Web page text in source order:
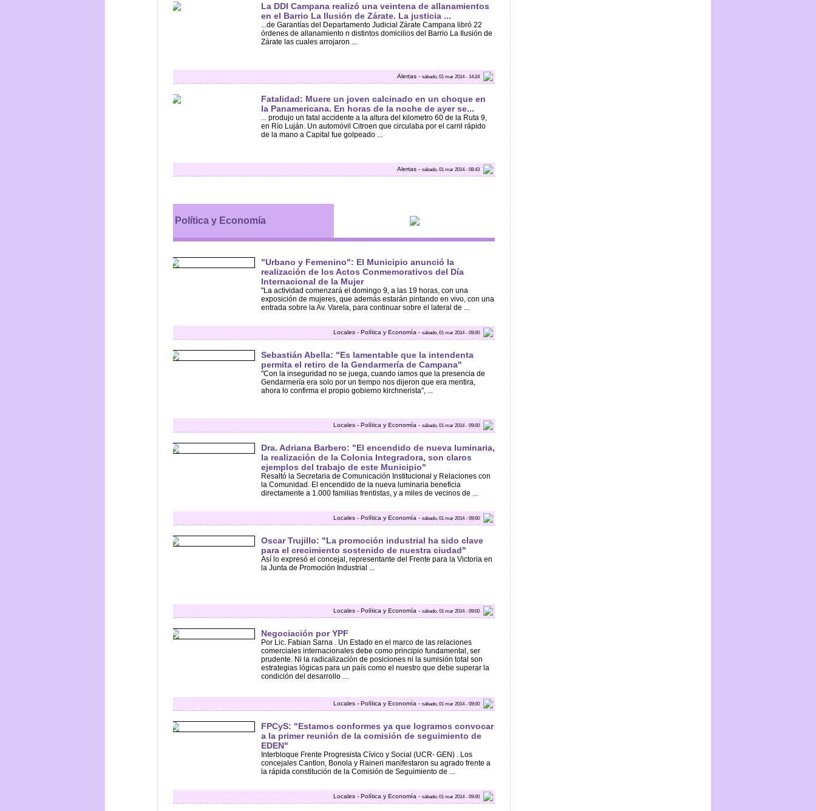
La DDI Campana realizó una veintena de allanamientos
en el Barrio La Ilusión de Zárate. La justicia ...
...de Garantías del Departamento Judicial Zárate Campana libró 22
órdenes de allanamiento n distintos domicilios del Barrio La Ilusión de
Zárate las cuales arrojaron ...
Alertas - sábado, 01 mar 2014 - 14:24
Fatalidad: Muere un joven calcinado en un choque en
la Panamericana. En horas de la noche de ayer se...
... produjo un fatal accidente a la altura del kilometro 60 de la Ruta 9,
en Río Luján. Un automóvil Citroen que circulaba por el carril rápido
de la mano a Capital fue golpeado ...
Alertas - sábado, 01 mar 2014 - 08:43
Política y Economía
"Urbano y Femenino": El Municipio anunció la
realización de los Actos Conmemorativos del Día
Internacional de la Mujer
"La actividad comenzará el domingo 9, a las 19 horas, con una
exposición de mujeres, que además estarán pintando en vivo, con una
entrada sobre la Av. Varela, para continuar sobre el lateral de ...
Locales - Política y Economía - sábado, 01 mar 2014 - 09:00
Sebastián Abella: "Es lamentable que la intendenta
permita el retiro de la Gendarmería de Campana"
"Con la inseguridad no se juega, cuando iamos que la presencia de
Gendarmería era solo por un tiempo nos dijeron que era mentira,
ahora lo confirma el propio gobierno kirchnerista", ...
Locales - Política y Economía - sábado, 01 mar 2014 - 09:00
Dra. Adriana Barbero: "El encendido de nueva luminaria,
la realización de la Colonia Integradora, son claros
ejemplos del trabajo de este Municipio"
Resaltó la Secretaria de Comunicación Institucional y Relaciones con
la Comunidad. El encendido de la nueva luminaria beneficia
directamente a 1.000 familias frentistas, y a miles de vecinos de ...
Locales - Política y Economía - sábado, 01 mar 2014 - 09:00
Oscar Trujillo: "La promoción industrial ha sido clave
para el crecimiento sostenido de nuestra ciudad"
Así lo expresó el concejal, representante del Frente para la Victoria en
la Junta de Promoción Industrial ...
Locales - Política y Economía - sábado, 01 mar 2014 - 09:00
Negociación por YPF
Por Lic. Fabian Sarna . Un Estado en el marco de las relaciones
comerciales internacionales debe como principio fundamental, ser
prudente. Ni la radicalización de posiciones ni la sumisión total son
estrategias lógicas para un país como el nuestro que debe superar la
condición del desarrollo ...
Locales - Política y Economía - sábado, 01 mar 2014 - 09:00
FPCyS: "Estamos conformes ya que logramos convocar
a la primer reunión de la comisión de seguimiento de
EDEN"
Interbloque Frente Progresista Cívico y Social (UCR- GEN) . Los
concejales Cantlon, Bonola y Raineri manifestaron su agrado frente a
la rápida constitución de la Comisión de Seguimiento de ...
Locales - Política y Economía - sábado, 01 mar 2014 - 09:00